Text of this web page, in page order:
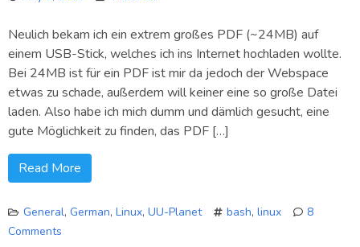
Neulich bekam ich ein extrem großes PDF (~24MB) auf
einem USB-Stick, welches ich ins Internet hochladen wollte.
Bei 24MB ist für ein PDF ist mir da jedoch der Webspace
etwas zu schade, außerdem will keiner eine so große Datei
laden. Also habe ich mich dumm und dämlich gesucht, eine
gute Möglichkeit zu finden, das PDF […]
Read More
General, German, Linux, UU-Planet bash, linux
8
Comments